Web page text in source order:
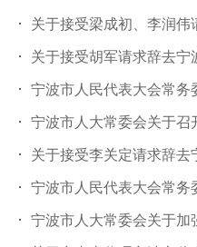
关于接受梁成初、李润伟请求辞去宁波市人大常委会委
关于接受胡军请求辞去宁波市人大常委会副主任
宁波市人民代表大会常务委员会关于批准2025年地方
宁波市人大常委会关于召开宁波市第十六届人民代表大
关于接受李关定请求辞去宁波市副市长
宁波市人民代表大会常务委员会关于批准2025年市级
宁波市人大常委会关于加强体育设施建设和